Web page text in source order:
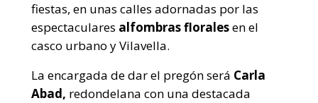
fiestas, en unas calles adornadas por las
espectaculares alfombras floralesen el
casco urbano y Vilavella.
La encargada de dar el pregón será Carla
Abad, redondelana con una destacada